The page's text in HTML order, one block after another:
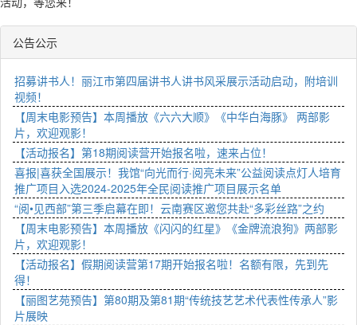
公告公示
招募讲书人！丽江市第四届讲书人讲书风采展示活动启动，附培训
视频！
【周末电影预告】本周播放《六六大顺》《中华白海豚》 两部影
片，欢迎观影！
【活动报名】第18期阅读营开始报名啦，速来占位！
喜报|喜获全国展示！我馆“向光而行·阅亮未来”公益阅读点灯人培育
推广项目入选2024-2025年全民阅读推广项目展示名单
“阅•见西部”第三季启幕在即！云南赛区邀您共赴“多彩丝路”之约
【周末电影预告】本周播放《闪闪的红星》《金牌流浪狗》两部影
片，欢迎观影！
【活动报名】假期阅读营第17期开始报名啦！名额有限，先到先
得！
【丽图艺苑预告】第80期及第81期“传统技艺艺术代表性传承人”影
片展映